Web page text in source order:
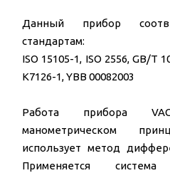
Данный прибор
стандартам:
ISO 15105-1, ISO 2556, GB/T
K7126-1, YBB 00082003
Работа прибора
манометрическом
использует метод
Применяется